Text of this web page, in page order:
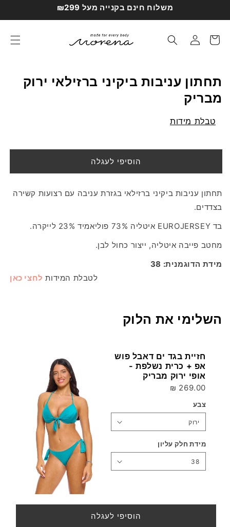
משלוח חינם בקנייה מעל ₪299
התחברות
קניות
תחתון עניבות ביקיני ברזילאי ירוק
מבריק
טבלת מידות
הוסיפי לעגלה
תחתון עניבות ביקיני ברזילאי בגזרת עניבה עם רצועות קשירה
בצדדים.
בד EUROJERSEY איטליה 73% פוליאמיד 23% לייקרה.
מחטב פייבה איטליה, ייצור כחול לבן.
מידת הדוגמנית: 38
לטבלת המידות לחצי כאן
השלימי את הלוק
269.00 ₪
חזיית בגד ים דאבל פוש
אפ + כרית נשלפת -
אופי ירוק מבריק
צבע
מידת חלק עליון
הוסיפי לעגלה